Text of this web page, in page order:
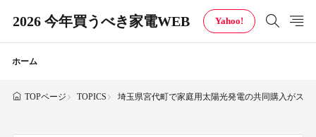
2026 今年買うべき家電WEB Yahoo!
ホーム
TOPページ TOPICS 埼玉県宮代町で家庭用太陽光発電の共同購入がス